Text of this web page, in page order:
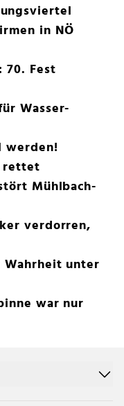
in NÖ
Fest
Wasser-
werden!
rettet
Mühlbach-
verdorren,
unter
war nur